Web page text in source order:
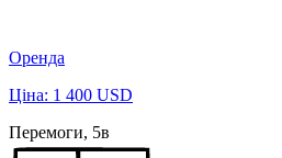
Оренда
Ціна: 1 400 USD
Перемоги, 5в